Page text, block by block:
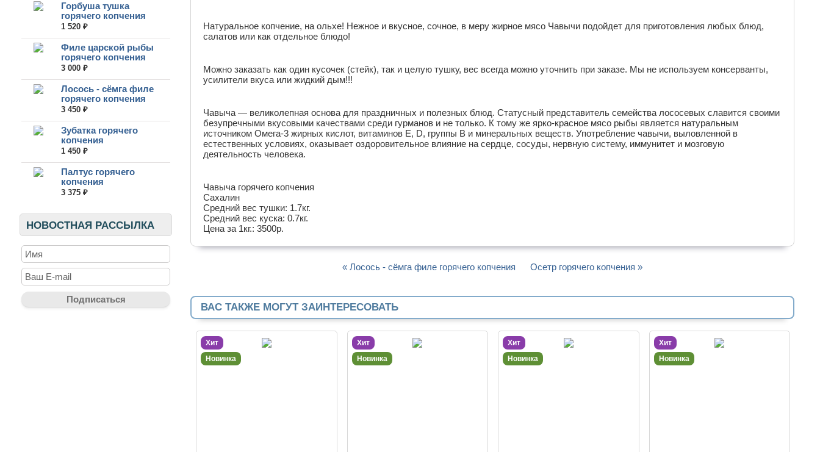
Горбуша тушка
горячего копчения
1 520 ₽
Филе царской рыбы
горячего копчения
3 000 ₽
Лосось - сёмга филе
горячего копчения
3 450 ₽
Зубатка горячего
копчения
1 450 ₽
Палтус горячего
копчения
3 375 ₽
НОВОСТНАЯ РАССЫЛКА
Натуральное копчение, на ольхе! Нежное и вкусное, сочное, в меру жирное мясо Чавычи подойдет для приготовления любых блюд,
салатов или как отдельное блюдо!
Можно заказать как один кусочек (стейк), так и целую тушку, вес всегда можно уточнить при заказе. Мы не используем консерванты,
усилители вкуса или жидкий дым!!!
Чавыча — великолепная основа для праздничных и полезных блюд. Статусный представитель семейства лососевых славится своими
безупречными вкусовыми качествами среди гурманов и не только. К тому же ярко-красное мясо рыбы является натуральным
источником Омега-3 жирных кислот, витаминов Е, D, группы В и минеральных веществ. Употребление чавычи, выловленной в
естественных условиях, оказывает оздоровительное влияние на сердце, сосуды, нервную систему, иммунитет и мозговую
деятельность человека.
Чавыча горячего копчения
Сахалин
Средний вес тушки: 1.7кг.
Средний вес куска: 0.7кг.
Цена за 1кг.: 3500р.
« Лосось - сёмга филе горячего копчения Осетр горячего копчения »
ВАС ТАКЖЕ МОГУТ ЗАИНТЕРЕСОВАТЬ
Хит
Новинка
Хит
Новинка
Хит
Новинка
Хит
Новинка